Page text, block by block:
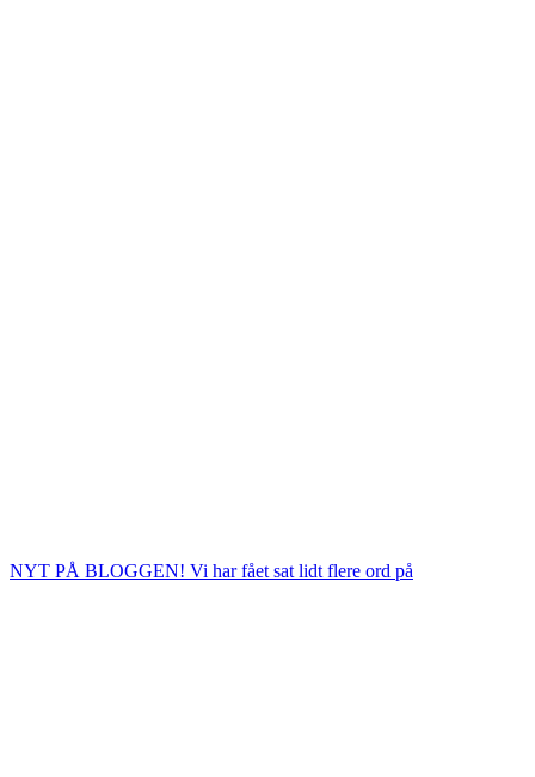
NYT PÅ BLOGGEN! Vi har fået sat lidt flere ord på